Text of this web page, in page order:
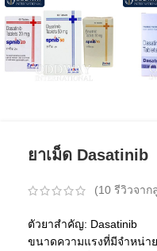
ยาเม็ด Dasatinib
(10 รีวิวจาก
ตัวยาสำคัญ: Dasatinib
ขนาดความแรงที่มีจำหน่า